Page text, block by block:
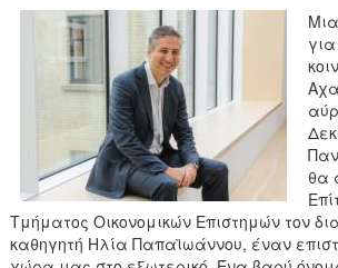
θα
Τμήματος Οικονομικών Επιστημών τον
καθηγητή Ηλία Παπαϊωάννου, έναν